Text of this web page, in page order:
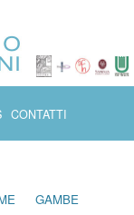
CONTATTI
GAMBE